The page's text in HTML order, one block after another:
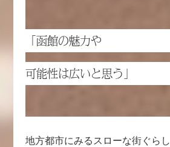
地方都市にみるスローな街ぐらし
「函館の魅力や
可能性は広いと思う」